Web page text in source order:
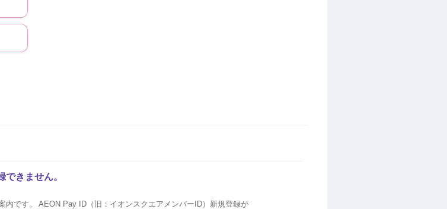
きません。
です。 AEON Pay ID（旧：イオンスクエアメンバーID）新規登録が